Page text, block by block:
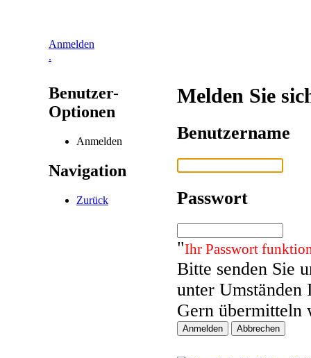
Anmelden
.
Benutzer-
Optionen
Anmelden
Navigation
Zurück
Melden Sie
Benutzername
Passwort
"Ihr Passwort
Bitte senden Sie
unter Umständen
Gern übermitteln